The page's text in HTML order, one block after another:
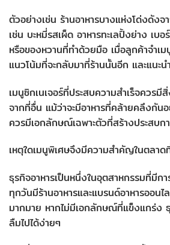
ตัวอย่างเช่น ร้านอาหารบางแห่งโด่งดังจ
เช่น บะหมี่รสเผ็ด อาหารทะเลปิ้งย่าง เบอ
หรือของหวานที่ทำด้วยมือ เมื่อลูกค้าจำเ
แนวโน้มที่จะกลับมาที่ร้านนั้นอีก และแนะ
เมนูซิกเนเจอร์ที่ประสบความสำเร็จควรมี
จากที่อื่น แม้ว่าจะมีอาหารที่คล้ายคลึงกั
ควรมีเอกลักษณ์เฉพาะตัวที่สร้างประสบ
เหตุใดเมนูพิเศษจึงมีความสำคัญในตลา
ธุรกิจอาหารเป็นหนึ่งในอุตสาหกรรมที่มีก
ทุกวันมีร้านอาหารและแบรนด์อาหารออนไ
มากมาย หากไม่มีเอกลักษณ์ที่แข็งแกร่ง
ลืมไปได้ง่ายๆ